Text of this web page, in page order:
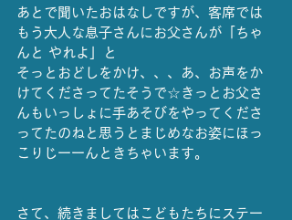
あとで聞いたおはなしですが、客席では
もう大人な息子さんにお父さんが「ちゃ
んと やれよ」と
そっとおどしをかけ、、、あ、お声をか
けてくださってたそうで☆きっとお父さ
んもいっしょに手あそびをやってくださ
ってたのねと思うとまじめなお姿にほっ
こりじーーんときちゃいます。
さて、続きましてはこどもたちにステー